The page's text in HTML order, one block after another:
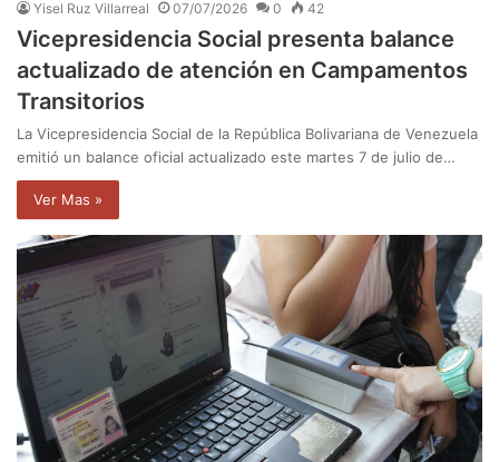
Yisel Ruz Villarreal 07/07/2026 0 42
Vicepresidencia Social presenta balance
actualizado de atención en Campamentos
Transitorios
La Vicepresidencia Social de la República Bolivariana de Venezuela
emitió un balance oficial actualizado este martes 7 de julio de…
Ver Mas »